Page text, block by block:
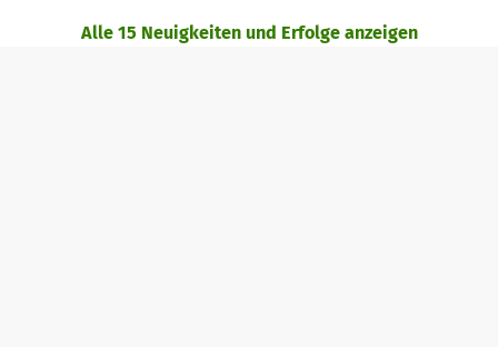
Alle 15 Neuigkeiten und Erfolge anzeigen